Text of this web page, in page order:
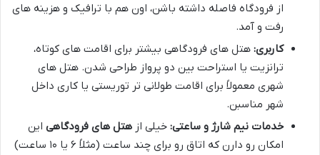
از فرودگاه فاصله داشته باشن، اون هم با ترافیک و هزینه های
رفت و آمد.
کاربری: هتل های فرودگاهی بیشتر برای اقامت های کوتاه،
ترانزیت یا استراحت بین دو پرواز طراحی شدن. هتل های
شهری معمولاً برای اقامت طولانی تر توریستی یا کاری داخل
شهر مناسبن.
خدمات نیم شارژ و ساعتی: خیلی از هتل های فرودگاهی این
امکان رو دارن که اتاق رو برای چند ساعت (مثلاً ۶ یا ۱۰ ساعت)